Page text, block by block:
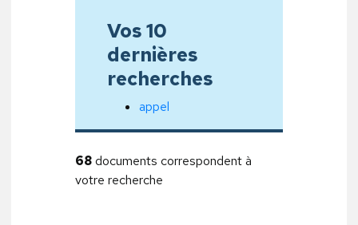
Vos 10
dernières
recherches
appel
68documents correspondent à
votre recherche